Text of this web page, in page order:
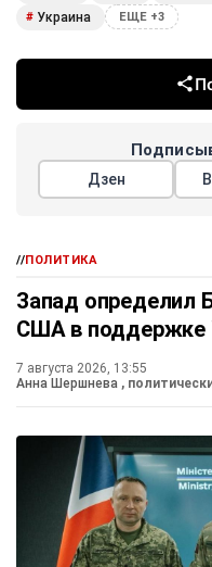
# Украина ЕЩЕ +3
Дзен
//ПОЛИТИКА
Запад определил
США в поддержке
7 августа 2026, 13:55
Анна Шершнева ,